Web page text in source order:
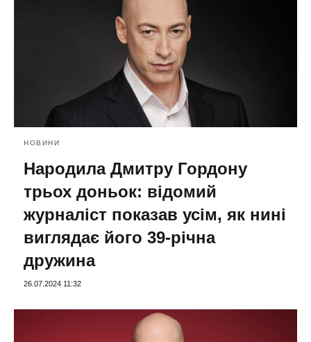
НОВИНИ
Народила Дмитру Гордону
трьох доньок: відомий
журналіст показав усім, як нині
виглядає його 39-річна
дружина
26.07.2024 11:32